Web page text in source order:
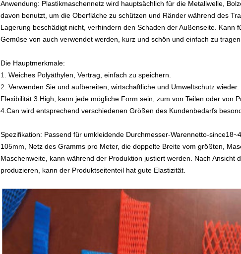
Anwendung: Plastikmaschennetz wird hauptsächlich für die Metallwelle,
davon benutzt, um die Oberfläche zu schützen und Ränder während des
Lagerung beschädigt nicht, verhindern den Schaden der Außenseite. Kann
Gemüse von auch verwendet werden, kurz und schön und einfach zu tragen.
Die Hauptmerkmale:
1. Weiches Polyäthylen, Vertrag, einfach zu speichern.
2. Verwenden Sie und aufbereiten, wirtschaftliche und Umweltschutz wieder.
Flexibilität 3.High, kann jede mögliche Form sein, zum von Teilen oder von
4.Can wird entsprechend verschiedenen Größen des Kundenbedarfs
Spezifikation: Passend für umkleidende Durchmesser-Warennetto-
105mm, Netz des Gramms pro Meter, die doppelte Breite vom größten,
Maschenweite, kann während der Produktion justiert werden. Nach Ansicht
produzieren, kann der Produktseitenteil hat gute Elastizität.